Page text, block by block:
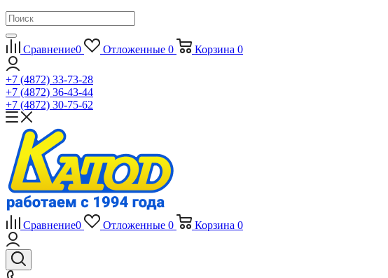
Сравнение0 Отложенные 0 Корзина 0
+7 (4872) 33-73-28
+7 (4872) 36-43-44
+7 (4872) 30-75-62
Сравнение0 Отложенные 0 Корзина 0